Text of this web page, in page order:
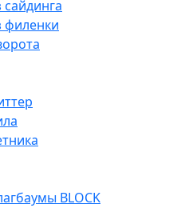
филенки
BLOCK